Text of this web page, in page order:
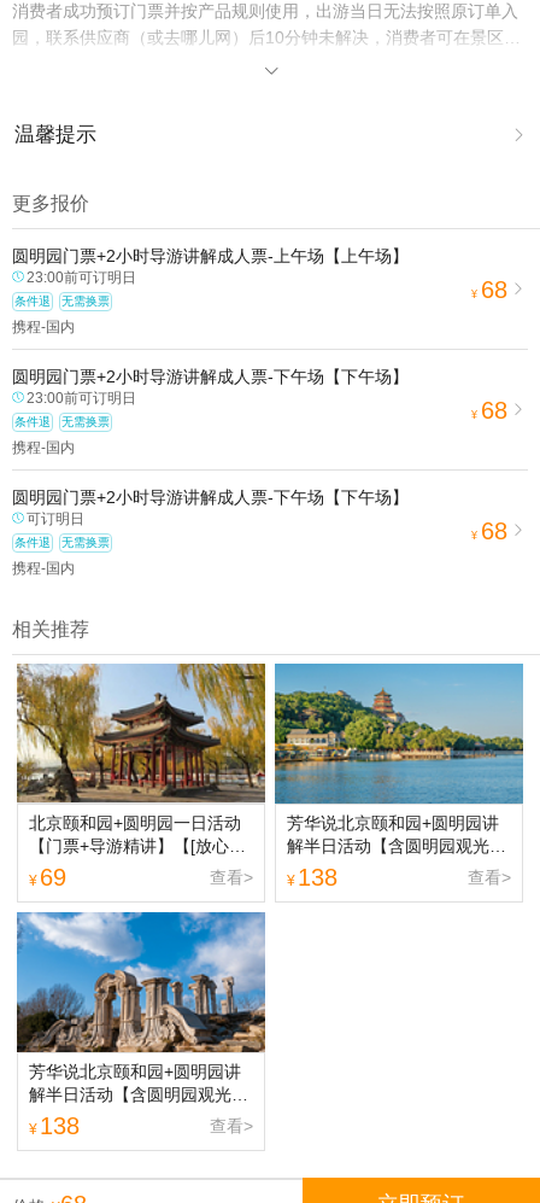
消费者成功预订门票并按产品规则使用，出游当日无法按照原订单入
园，联系供应商（或去哪儿网）后10分钟未解决，消费者可在景区购
买门市价入园并保留票根，去哪儿网将双倍赔付差价。

温馨提示 
动（如跳伞、潜水、滑雪等）前，请务必仔细阅读
2.为普及旅游安全知识及旅游文明公约，使您的旅程顺利圆满完成，
特制定《去哪儿网旅游安全手册》 ，请您认真阅读并切实遵守。
更多报价
圆明园门票+2小时导游讲解成人票-上午场【上午场】
23:00前可订明日
条件退 无需换票
携程-国内
¥ 68 
圆明园门票+2小时导游讲解成人票-下午场【下午场】
23:00前可订明日
条件退 无需换票
携程-国内
¥ 68 
圆明园门票+2小时导游讲解成人票-下午场【下午场】
可订明日
条件退 无需换票
携程-国内
¥ 68 
相关推荐
北京颐和园+圆明园一日活动
【门票+导游精讲】【[放心出
游]行程透明无购物，一天游2
大5A景区，拒绝走马观花，强
度宽松不赶车，轻松驾驭】
¥ 69 查看>
芳华说北京颐和园+圆明园讲
解半日活动【含圆明园观光
车】【芳华说 | 2-15人精讲小
团】
¥ 138 查看>
芳华说北京颐和园+圆明园讲
解半日活动【含圆明园观光
车】【芳华说 | 2-15人精讲小
团】
¥ 138 查看>